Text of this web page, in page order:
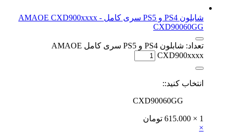
شابلون PS4 و PS5 سری کامل AMAOE CXD900xxxx -
CXD90060GG
تعداد: شابلون PS4 و PS5 سری کامل AMAOE
CXD900xxxx
انتخاب کنید::
CXD90060GG
1 ×
615.000 تومان
×